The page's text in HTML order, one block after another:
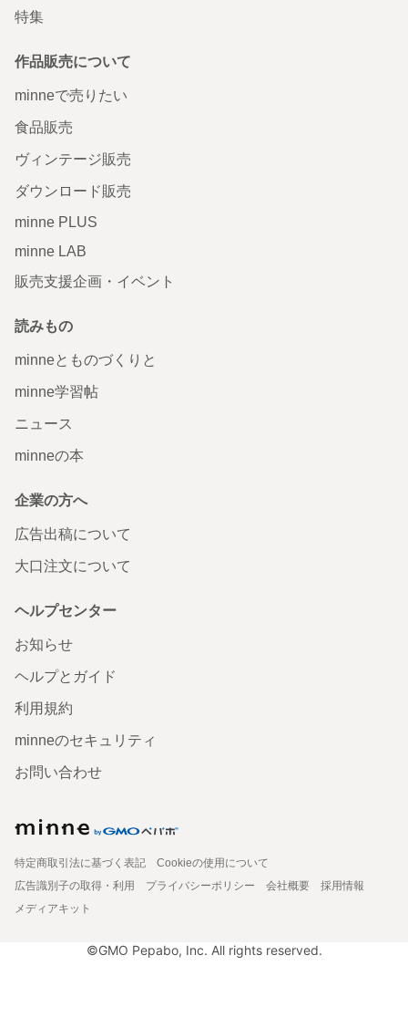
特集
作品販売について
minneで売りたい
食品販売
ヴィンテージ販売
ダウンロード販売
minne PLUS
minne LAB
販売支援企画・イベント
読みもの
minneとものづくりと
minne学習帖
ニュース
minneの本
企業の方へ
広告出稿について
大口注文について
ヘルプセンター
お知らせ
ヘルプとガイド
利用規約
minneのセキュリティ
お問い合わせ
特定商取引法に基づく表記
Cookieの使用について
広告識別子の取得・利用
プライバシーポリシー 会社概要
採用情報
メディアキット
©GMO Pepabo, Inc. All rights reserved.